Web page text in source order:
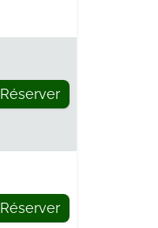
Réserver
Réserver